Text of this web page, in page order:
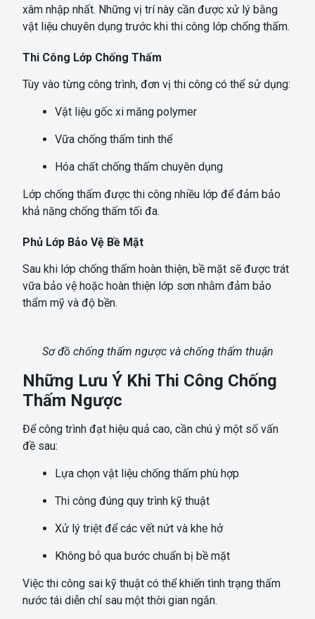
xâm nhập nhất. Những vị trí này cần được xử lý bằng
vật liệu chuyên dụng trước khi thi công lớp chống thấm.
Thi Công Lớp Chống Thấm
Tùy vào từng công trình, đơn vị thi công có thể sử dụng:
Vật liệu gốc xi măng polymer
Vữa chống thấm tinh thể
Hóa chất chống thấm chuyên dụng
Lớp chống thấm được thi công nhiều lớp để đảm bảo
khả năng chống thấm tối đa.
Phủ Lớp Bảo Vệ Bề Mặt
Sau khi lớp chống thấm hoàn thiện, bề mặt sẽ được trát
vữa bảo vệ hoặc hoàn thiện lớp sơn nhằm đảm bảo
thẩm mỹ và độ bền.
Sơ đồ chống thấm ngược và chống thấm thuận
Những Lưu Ý Khi Thi Công Chống
Thấm Ngược
Để công trình đạt hiệu quả cao, cần chú ý một số vấn
đề sau:
Lựa chọn vật liệu chống thấm phù hợp
Thi công đúng quy trình kỹ thuật
Xử lý triệt để các vết nứt và khe hở
Không bỏ qua bước chuẩn bị bề mặt
Việc thi công sai kỹ thuật có thể khiến tình trạng thấm
nước tái diễn chỉ sau một thời gian ngắn.